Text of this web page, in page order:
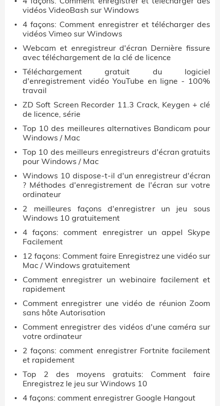
vidéos VideoBash sur Windows
4 façons: Comment enregistrer et télécharger des
vidéos Vimeo sur Windows
Webcam et enregistreur d'écran Dernière fissure
avec téléchargement de la clé de licence
Téléchargement gratuit du logiciel
d'enregistrement vidéo YouTube en ligne - 100%
travail
ZD Soft Screen Recorder 11.3 Crack, Keygen + clé
de licence, série
Top 10 des meilleures alternatives Bandicam pour
Windows / Mac
Top 10 des meilleurs enregistreurs d'écran gratuits
pour Windows / Mac
Windows 10 dispose-t-il d'un enregistreur d'écran
? Méthodes d'enregistrement de l'écran sur votre
ordinateur
2 meilleures façons d'enregistrer un jeu sous
Windows 10 gratuitement
4 façons: comment enregistrer un appel Skype
Facilement
12 façons: Comment faire Enregistrez une vidéo sur
Mac / Windows gratuitement
Comment enregistrer un webinaire facilement et
rapidement
Comment enregistrer une vidéo de réunion Zoom
sans hôte Autorisation
Comment enregistrer des vidéos d'une caméra sur
votre ordinateur
2 façons: comment enregistrer Fortnite facilement
et rapidement
Top 2 des moyens gratuits: Comment faire
Enregistrez le jeu sur Windows 10
4 façons: comment enregistrer Google Hangout